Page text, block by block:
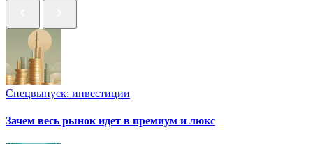
Спецвыпуск: инвестиции
Зачем весь рынок идет в премиум и люкс